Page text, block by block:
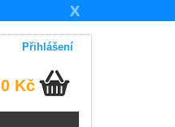
X
Přihlášení
0 Kč